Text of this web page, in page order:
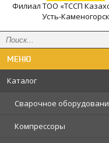
Филиал ТОО «ТССП
Усть-Каменогорск
Каталог
Сварочное
Компрессоры